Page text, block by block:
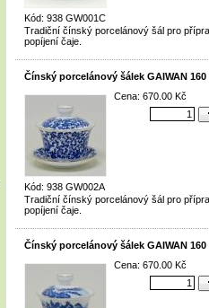
Kód: 938 GW001C
Tradiční čínský porcelánový šál pro
popíjení čaje.
Čínský porcelánový šálek GAIWAN 160
Kód: 938 GW002A
Cena: 670.00 Kč
Tradiční čínský porcelánový šál pro
popíjení čaje.
Čínský porcelánový šálek GAIWAN 160
Cena: 670.00 Kč